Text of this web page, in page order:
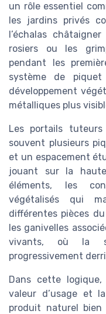
un rôle essentiel
les jardins privés
l’échalas
rosiers ou les
pendant les
système de
développement
métalliques plus
Les portails
souvent plusieurs
et un espacement
jouant sur la
éléments, les
végétalisés qui
différentes pièces
les ganivelles
vivants, où la
progressivement
Dans cette
valeur d’usage et
produit naturel bien